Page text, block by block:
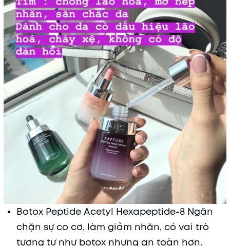
Botox Peptide Acetyl Hexapeptide-8 Ngăn
chặn sự co cơ, làm giảm nhăn, có vai trò
tương tự như botox nhưng an toàn hơn.